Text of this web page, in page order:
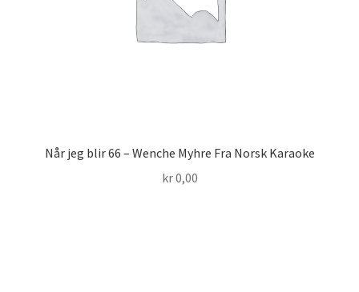
Når jeg blir 66 – Wenche Myhre Fra Norsk Karaoke
kr0,00